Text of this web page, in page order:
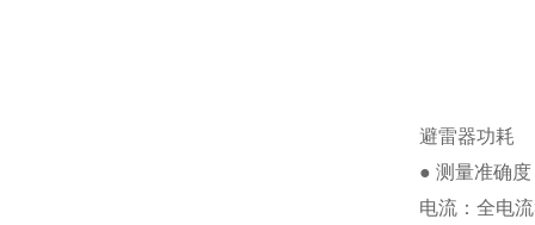
避雷器功耗
● 测量准确度
电流：全电